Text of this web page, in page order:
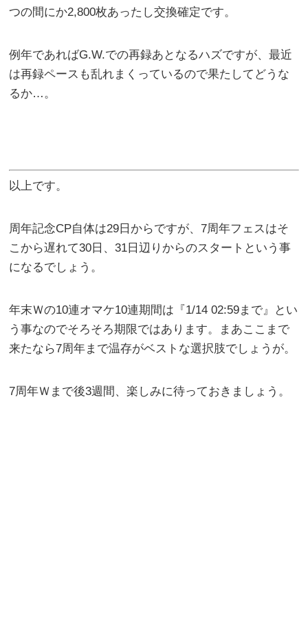
つの間にか2,800枚あったし交換確定です。
例年であればG.W.での再録あとなるハズですが、最近
は再録ペースも乱れまくっているので果たしてどうな
るか…。
以上です。
周年記念CP自体は29日からですが、7周年フェスはそ
こから遅れて30日、31日辺りからのスタートという事
になるでしょう。
年末Ｗの10連オマケ10連期間は『1/14 02:59まで』とい
う事なのでそろそろ期限ではあります。まあここまで
来たなら7周年まで温存がベストな選択肢でしょうが。
7周年Ｗまで後3週間、楽しみに待っておきましょう。